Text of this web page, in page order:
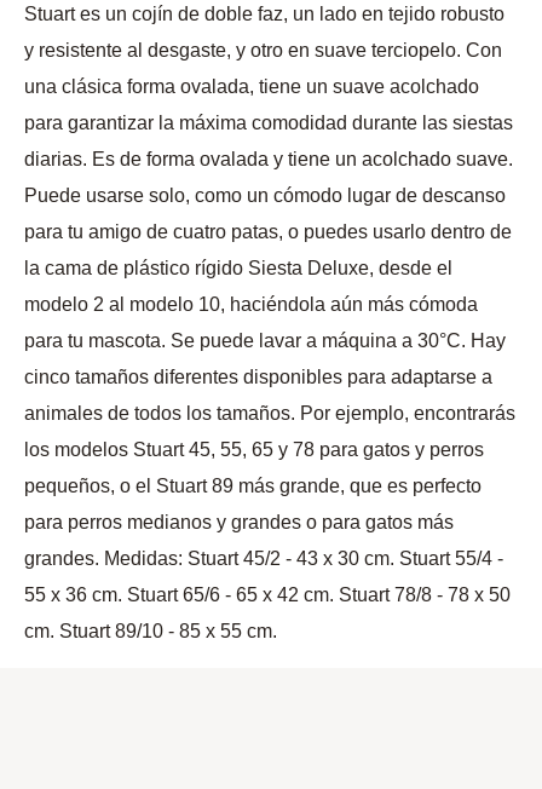
Stuart es un cojín de doble faz, un lado en tejido robusto
y resistente al desgaste, y otro en suave terciopelo. Con
una clásica forma ovalada, tiene un suave acolchado
para garantizar la máxima comodidad durante las siestas
diarias. Es de forma ovalada y tiene un acolchado suave.
Puede usarse solo, como un cómodo lugar de descanso
para tu amigo de cuatro patas, o puedes usarlo dentro de
la cama de plástico rígido Siesta Deluxe, desde el
modelo 2 al modelo 10, haciéndola aún más cómoda
para tu mascota. Se puede lavar a máquina a 30°C. Hay
cinco tamaños diferentes disponibles para adaptarse a
animales de todos los tamaños. Por ejemplo, encontrarás
los modelos Stuart 45, 55, 65 y 78 para gatos y perros
pequeños, o el Stuart 89 más grande, que es perfecto
para perros medianos y grandes o para gatos más
grandes. Medidas: Stuart 45/2 - 43 x 30 cm. Stuart 55/4 -
55 x 36 cm. Stuart 65/6 - 65 x 42 cm. Stuart 78/8 - 78 x 50
cm. Stuart 89/10 - 85 x 55 cm.